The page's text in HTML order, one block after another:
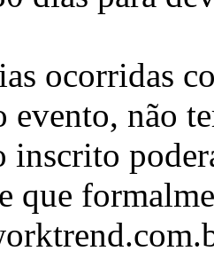
ocorridas
evento, não
inscrito
que